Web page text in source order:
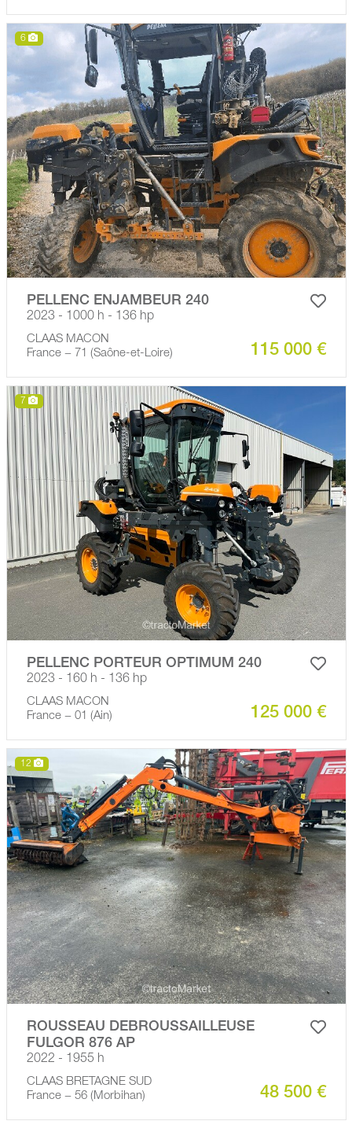
6
PELLENC ENJAMBEUR 240
2023 - 1000 h - 136 hp
CLAAS MACON
France − 71 (Saône-et-Loire)
115 000 €
7
PELLENC PORTEUR OPTIMUM 240
2023 - 160 h - 136 hp
CLAAS MACON
France − 01 (Ain)
125 000 €
12
ROUSSEAU DEBROUSSAILLEUSE
FULGOR 876 AP
2022 - 1955 h
CLAAS BRETAGNE SUD
France − 56 (Morbihan)
48 500 €